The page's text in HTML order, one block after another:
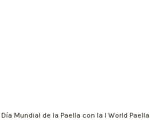
Mundial de la Paella con la I World